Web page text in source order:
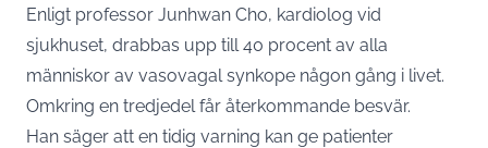
Enligt professor Junhwan Cho, kardiolog vid
sjukhuset, drabbas upp till 40 procent av alla
människor av vasovagal synkope någon gång i livet.
Omkring en tredjedel får återkommande besvär.
Han säger att en tidig varning kan ge patienter